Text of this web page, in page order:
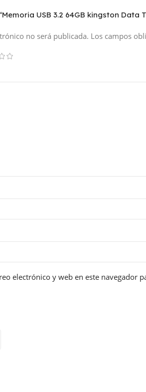
USB 3.2 64GB kingston Data
no será publicada. Los campos
electrónico y web en este navegador